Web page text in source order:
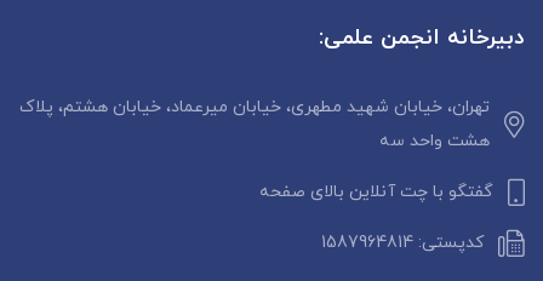
دبیرخانه انجمن علمی:
تهران، خیابان شهید مطهری، خیابان میرعماد، خیابان هشتم، پلاک
هشت واحد سه
گفتگو با چت آنلاین بالای صفحه
کدپستی: 1587964814